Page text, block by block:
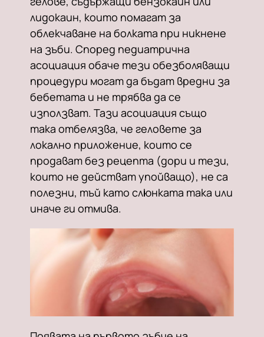
лидокаин, които помагат за
облекчаване на болката при никнене
на зъби. Според педиатрична
асоциация обаче тези обезболяващи
процедури могат да бъдат вредни за
бебетата и не трябва да се
използват. Тази асоциация също
така отбелязва, че геловете за
локално приложение, които се
продават без рецепта (дори и тези,
които не действат упойващо), не са
полезни, тъй като слюнката така или
иначе ги отмива.